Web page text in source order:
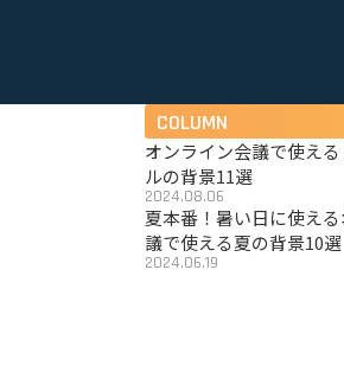
COLUMN
オンライン会議で使え
ルの背景11選
2024.08.06
夏本番！暑い日に使え
議で使える夏の背景10選
2024.06.19